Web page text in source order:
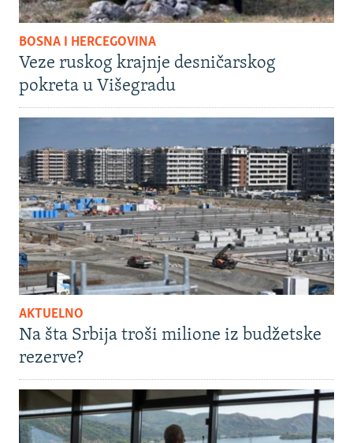
BOSNA I HERCEGOVINA
Veze ruskog krajnje desničarskog
pokreta u Višegradu
AKTUELNO
Na šta Srbija troši milione iz budžetske
rezerve?